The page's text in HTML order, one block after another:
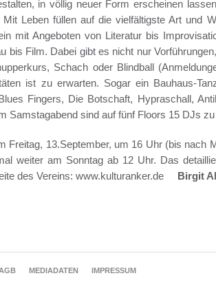
in völlig neuer Form erscheinen
Mit Leben füllen auf die vielfältigste Art und
mit Angeboten von Literatur bis
bis Film. Dabei gibt es nicht nur
Schach oder Blindball
ist zu erwarten. Sogar ein Bauhaus-
Fingers, Die Botschaft, Hypraschall,
Samstagabend sind auf fünf Floors 15 DJs
Freitag, 13.September, um 16 Uhr (bis nach
weiter am Sonntag ab 12 Uhr. Das
des Vereins: www.kulturanker.de
Birgit
MEDIADATEN IMPRESSUM